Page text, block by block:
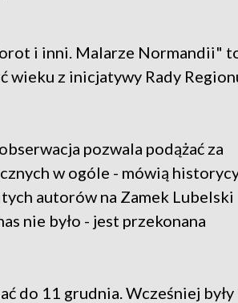
i inni. Malarze Normandii"
wieku z inicjatywy Rady
pozwala podążać za
w ogóle - mówią
autorów na Zamek Lubelski
nie było - jest przekonana
do 11 grudnia. Wcześniej były